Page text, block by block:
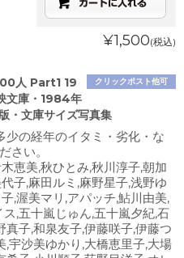
¥1,500(税込)
クリックポスト他可
人 Part1 19
文庫・1984年
・文庫サイズ写真集
少の経年のイタミ・劣化・な
さい。
恵美,秋ひとみ,秋川淳子,朝加
子,麻田ルミ,麻野星子,浅野ゆ
,渥美マリ,アパッチ,鮎川由美,
,五十嵐じゅん,五十嵐夕紀,石
真子,和泉友子,伊藤咲子,伊藤つ
,宇沙美ゆかり,大橋恵里子,大場